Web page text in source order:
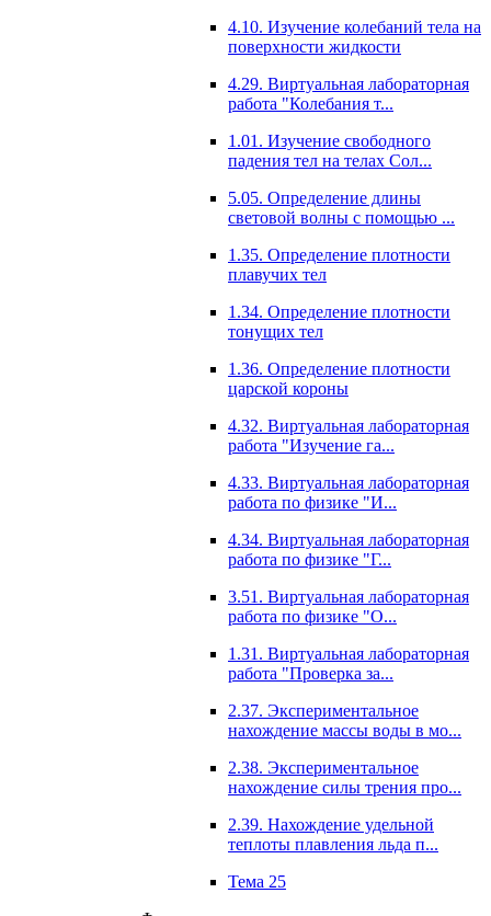
4.10. Изучение колебаний тела на
поверхности жидкости
4.29. Виртуальная лабораторная
работа "Колебания т...
1.01. Изучение свободного
падения тел на телах Сол...
5.05. Определение длины
световой волны с помощью ...
1.35. Определение плотности
плавучих тел
1.34. Определение плотности
тонущих тел
1.36. Определение плотности
царской короны
4.32. Виртуальная лабораторная
работа "Изучение га...
4.33. Виртуальная лабораторная
работа по физике "И...
4.34. Виртуальная лабораторная
работа по физике "Г...
3.51. Виртуальная лабораторная
работа по физике "О...
1.31. Виртуальная лабораторная
работа "Проверка за...
2.37. Экспериментальное
нахождение массы воды в мо...
2.38. Экспериментальное
нахождение силы трения про...
2.39. Нахождение удельной
теплоты плавления льда п...
Тема 25